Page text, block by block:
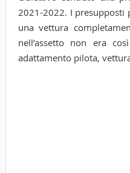
2021-2022. I presupposti
una vettura
nell’assetto non era
adattamento pilota,